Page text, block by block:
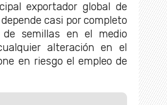
exportador global de
casi por completo
semillas en el medio
alteración en el
en riesgo el empleo de